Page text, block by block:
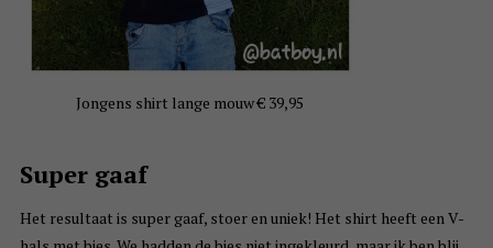
Jongens shirt lange mouw € 39,95
Super gaaf
Het resultaat is super gaaf, stoer en uniek! Het shirt heeft een V-